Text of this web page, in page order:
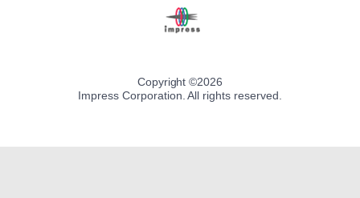
Copyright ©2026
Impress Corporation. All rights reserved.